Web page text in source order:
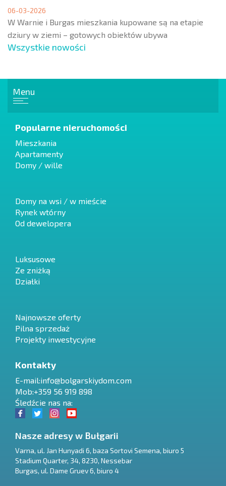
06-03-2026
W Warnie i Burgas mieszkania kupowane są na etapie
dziury w ziemi – gotowych obiektów ubywa
Wszystkie nowości
Menu
Popularne nieruchomości
Mieszkania
Apartamenty
Domy / wille
Domy na wsi / w mieście
Rynek wtórny
Od dewelopera
Luksusowe
Ze zniżką
Działki
Najnowsze oferty
Pilna sprzedaż
Projekty inwestycyjne
Kontakty
E-mail:info@bolgarskiydom.com
Mob:+359 56 919 898
Śledźcie nas na:
Nasze adresy w Bułgarii
Varna, ul. Jan Hunyadi 6, baza Sortovi Semena, biuro 5
Stadium Quarter, 34, 8230, Nessebar
Burgas, ul. Dame Gruev 6, biuro 4